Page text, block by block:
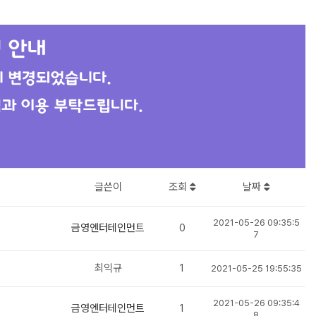
글쓴이 조회 날짜
금영엔터테인먼트 0
2021-05-26 09:35:5
7
최익규 1 2021-05-25 19:55:35
금영엔터테인먼트 1
2021-05-26 09:35:4